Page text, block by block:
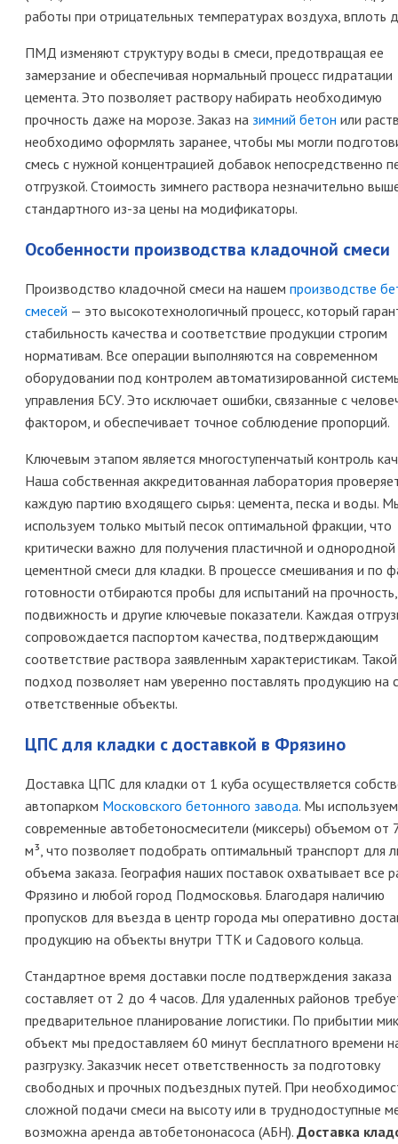
работы при отрицательных температурах воздуха, вплоть
ПМД изменяют структуру воды в смеси, предотвращая ее
замерзание и обеспечивая нормальный процесс гидратации
цемента. Это позволяет раствору набирать необходимую
прочность даже на морозе. Заказ на зимний бетон или
необходимо оформлять заранее, чтобы мы могли
смесь с нужной концентрацией добавок непосредственно
отгрузкой. Стоимость зимнего раствора незначительно
стандартного из-за цены на модификаторы.
Особенности производства кладочной смеси
Производство кладочной смеси на нашем производстве
смесей — это высокотехнологичный процесс, который
стабильность качества и соответствие продукции строгим
нормативам. Все операции выполняются на современном
оборудовании под контролем автоматизированной
управления БСУ. Это исключает ошибки, связанные с
фактором, и обеспечивает точное соблюдение пропорций.
Ключевым этапом является многоступенчатый контроль
Наша собственная аккредитованная лаборатория
каждую партию входящего сырья: цемента, песка и воды.
используем только мытый песок оптимальной фракции, что
критически важно для получения пластичной и однородной
цементной смеси для кладки. В процессе смешивания и по
готовности отбираются пробы для испытаний на прочность,
подвижность и другие ключевые показатели. Каждая
сопровождается паспортом качества, подтверждающим
соответствие раствора заявленным характеристикам. Такой
подход позволяет нам уверенно поставлять продукцию на
ответственные объекты.
ЦПС для кладки с доставкой в Фрязино
Доставка ЦПС для кладки от 1 куба осуществляется
автопарком Московского бетонного завода. Мы используем
современные автобетоносмесители (миксеры) объемом от
м³, что позволяет подобрать оптимальный транспорт для
объема заказа. География наших поставок охватывает все
Фрязино и любой город Подмосковья. Благодаря наличию
пропусков для въезда в центр города мы оперативно
продукцию на объекты внутри ТТК и Садового кольца.
Стандартное время доставки после подтверждения заказа
составляет от 2 до 4 часов. Для удаленных районов
предварительное планирование логистики. По прибытии
объект мы предоставляем 60 минут бесплатного времени
разгрузку. Заказчик несет ответственность за подготовку
свободных и прочных подъездных путей. При
сложной подачи смеси на высоту или в труднодоступные
возможна аренда автобетононасоса (АБН). Доставка